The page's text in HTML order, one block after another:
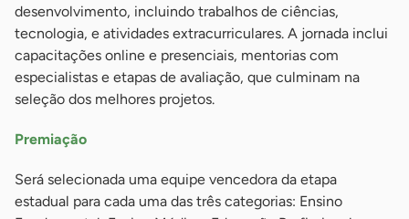
desenvolvimento, incluindo trabalhos de ciências,
tecnologia, e atividades extracurriculares. A jornada inclui
capacitações online e presenciais, mentorias com
especialistas e etapas de avaliação, que culminam na
seleção dos melhores projetos.
Premiação
Será selecionada uma equipe vencedora da etapa
estadual para cada uma das três categorias: Ensino